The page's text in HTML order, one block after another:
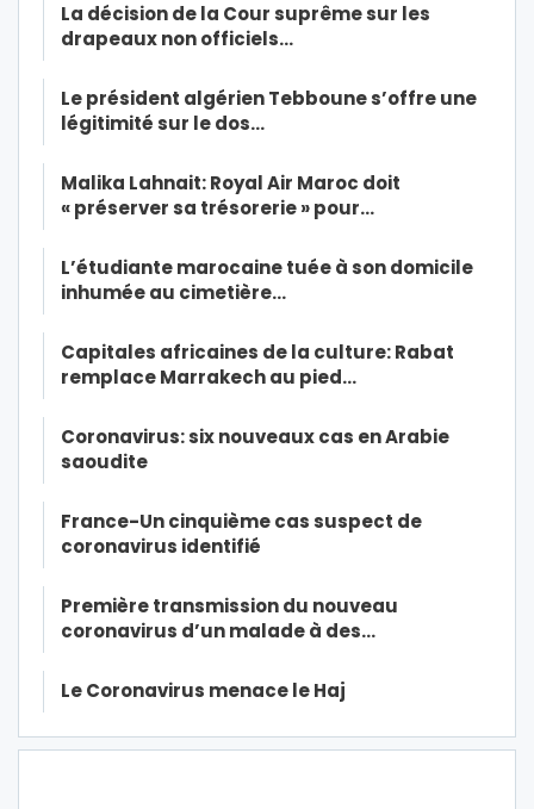
La décision de la Cour suprême sur les
drapeaux non officiels…
Le président algérien Tebboune s’offre une
légitimité sur le dos…
Malika Lahnait: Royal Air Maroc doit
« préserver sa trésorerie » pour…
L’étudiante marocaine tuée à son domicile
inhumée au cimetière…
Capitales africaines de la culture: Rabat
remplace Marrakech au pied…
Coronavirus: six nouveaux cas en Arabie
saoudite
France-Un cinquième cas suspect de
coronavirus identifié
Première transmission du nouveau
coronavirus d’un malade à des…
Le Coronavirus menace le Haj